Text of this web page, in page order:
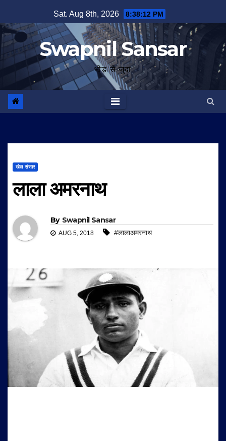
to
content
Sat. Aug 8th, 2026 8:38:13 PM
Swapnil Sansar
भीड़ से जुदा
खेल संसार
लाला अमरनाथ
By Swapnil Sansar
AUG 5, 2018 #लालाअमरनाथ